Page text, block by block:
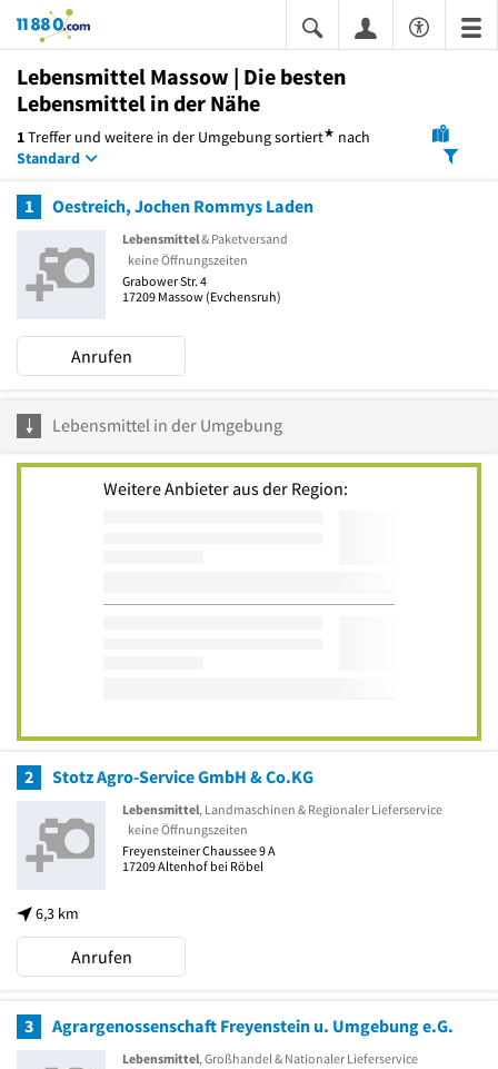
11880.com
Lebensmittel Massow | Die besten
Lebensmittel in der Nähe
1Treffer und weitere in der Umgebungsortiert* nach
Standard
1 Oestreich, Jochen Rommys Laden
Lebensmittel& Paketversand
keine Öffnungszeiten
Grabower Str. 4
17209 Massow (Evchensruh)
Anrufen
Lebensmittel in der Umgebung
Weitere Anbieter aus der Region:
2 Stotz Agro-Service GmbH & Co.KG
6,3 km
Lebensmittel, Landmaschinen & Regionaler Lieferservice
keine Öffnungszeiten
Freyensteiner Chaussee 9 A
17209Altenhof bei Röbel
Anrufen
3 Agrargenossenschaft Freyenstein u. Umgebung e.G.
Lebensmittel, Großhandel & Nationaler Lieferservice